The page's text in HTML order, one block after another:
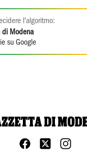
l'algoritmo:
di Modena
su Google